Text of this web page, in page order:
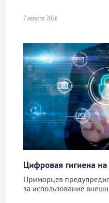
7 августа 2026
Цифровая гигиена
Приморцев
за использование